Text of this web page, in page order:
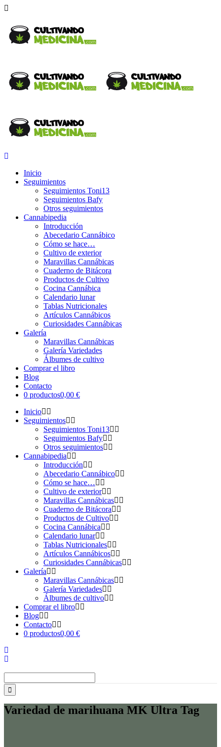
Inicio
Seguimientos
Seguimientos Toni13
Seguimientos Bafy
Otros seguimientos
Cannabipedia
Introducción
Abecedario Cannábico
Cómo se hace…
Cultivo de exterior
Maravillas Cannábicas
Cuaderno de Bitácora
Productos de Cultivo
Cocina Cannábica
Calendario lunar
Tablas Nutricionales
Artículos Cannábicos
Curiosidades Cannábicas
Galería
Maravillas Cannábicas
Galería Variedades
Álbumes de cultivo
Comprar el libro
Blog
Contacto
0 productos0,00 €
Inicio
Seguimientos
Seguimientos Toni13
Seguimientos Bafy
Otros seguimientos
Cannabipedia
Introducción
Abecedario Cannábico
Cómo se hace…
Cultivo de exterior
Maravillas Cannábicas
Cuaderno de Bitácora
Productos de Cultivo
Cocina Cannábica
Calendario lunar
Tablas Nutricionales
Artículos Cannábicos
Curiosidades Cannábicas
Galería
Maravillas Cannábicas
Galería Variedades
Álbumes de cultivo
Comprar el libro
Blog
Contacto
0 productos0,00 €
Variedad de marihuana MK Ultra Tag